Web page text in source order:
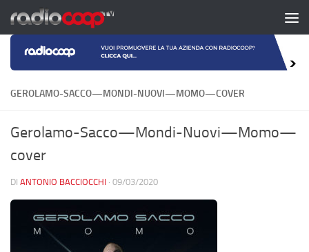
Salta al contenuto
GEROLAMO-SACCO—MONDI-NUOVI—MOMO—COVER
Gerolamo-Sacco—Mondi-Nuovi—Momo—
cover
DI ANTONIO BACCIOCCHI · 09/03/2020